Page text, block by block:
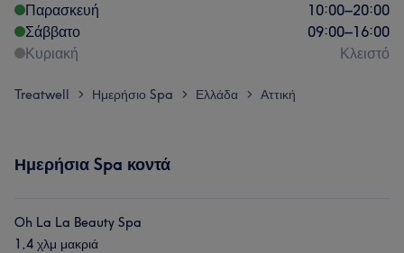
Παρασκευή
10:00–20:00
Σάββατο
09:00–16:00
Κυριακή
Κλειστό
Treatwell > Ημερήσιο Spa > Ελλάδα > Αττική
Ημερήσια Spa κοντά
Oh La La Beauty Spa
1,4 χλμ μακριά